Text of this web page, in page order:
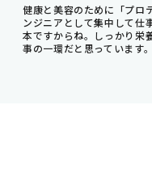
健康と美容のために「プロ
ンジニアとして集中して仕
本ですからね。しっかり栄
事の一環だと思っています。